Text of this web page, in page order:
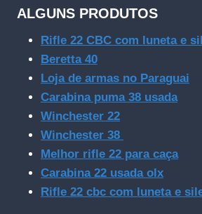
ALGUNS PRODUTOS
Rifle 22 CBC com luneta e
Beretta 40
Loja de armas no Paraguai
Carabina puma 38 usada
Winchester 22
Winchester 38
Melhor rifle 22 para caça
Carabina 22 usada olx
Rifle 22 cbc com luneta e